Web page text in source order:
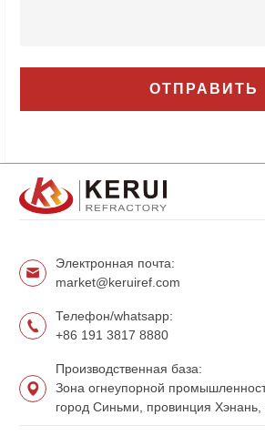
Электронная почта:
market@keruiref.com
Телефон/whatsapp:
+86 191 3817 8880
Производственная база:
Зона огнеупорной
город Синьми, провинция Хэнань,